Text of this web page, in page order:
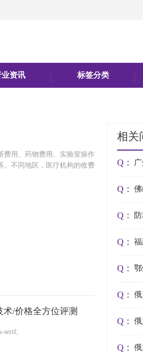
业资讯 标签分类
费用、药物费用、实验室操作
。不同地区，医疗机构的收费
/价格全方位评测
Arial, sans-serif;
相关
Q：
Q：
Q：
Q：
Q：
Q：
Q：
Q：